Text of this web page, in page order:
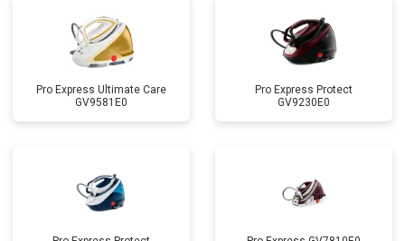
Pro Express Ultimate Care
GV9581E0
Pro Express Protect
GV9230E0